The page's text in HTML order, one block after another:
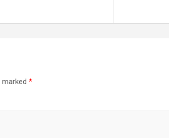
marked *